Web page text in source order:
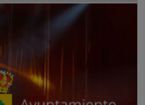
quién lo iba a imaginar,
me deja de piedra…, como
venido anunciando desde hace
visto lo visto con M. Rajoy, que
inviolabilidad con impunidad,
tampoco le aplicaba, pero su
se sabían tantas cosas, que lo
que no fuera investigado antes.
se retiró una placa en una sede